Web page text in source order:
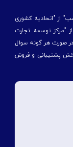
از "اتحادیه کشوری
"مركز توسعه تجارت
صورت هر گونه سوال
بخش پشتیبانی و فروش